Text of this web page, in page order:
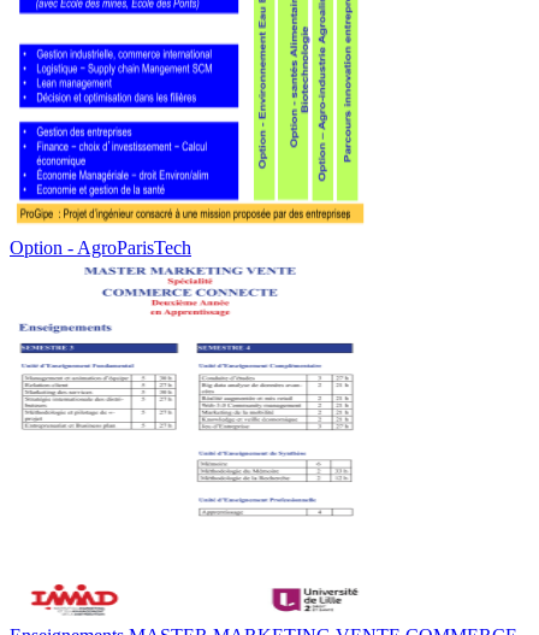
Option - AgroParisTech